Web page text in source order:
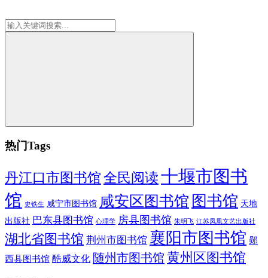
热门Tags
丹江口市图书馆 全民阅读十堰市图书
馆 史铁生 咸宁市图书馆 咸安区图书馆 图书馆 天地
出版社 巴东县图书馆 心理学 房县图书馆 朱明飞 江苏凤凰文艺出版社
湖北省图书馆 荆州市图书馆 襄阳市图书馆 郧
西县图书馆 酷威文化 随州市图书馆 黄州区图书馆